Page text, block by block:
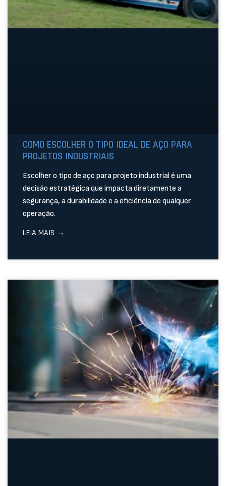
COMO ESCOLHER O TIPO IDEAL DE AÇO PARA
PROJETOS INDUSTRIAIS
Escolher o tipo de aço para projeto industrial é uma
decisão estratégica que impacta diretamente a
segurança, a durabilidade e a eficiência de qualquer
operação.
LEIA MAIS →